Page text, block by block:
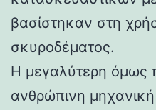
βασίστηκαν στη
σκυροδέματος.
Η μεγαλύτερη όμως
ανθρώπινη